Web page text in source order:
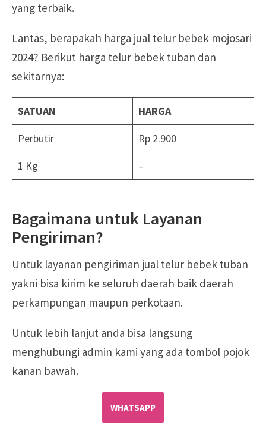
yang terbaik.
Lantas, berapakah harga jual telur bebek mojosari
2024? Berikut harga telur bebek tuban dan
sekitarnya:
SATUAN
HARGA
Perbutir
Rp 2.900
1 Kg
–
Bagaimana untuk Layanan
Pengiriman?
Untuk layanan pengiriman jual telur bebek tuban
yakni bisa kirim ke seluruh daerah baik daerah
perkampungan maupun perkotaan.
Untuk lebih lanjut anda bisa langsung
menghubungi admin kami yang ada tombol pojok
kanan bawah.
WHATSAPP